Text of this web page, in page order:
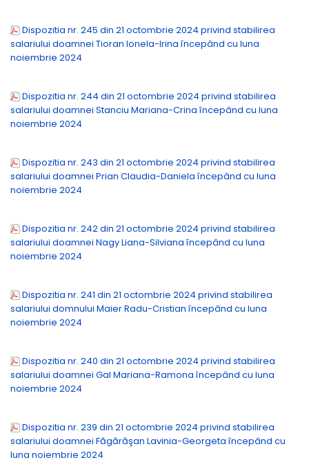
Dispozitia nr. 245 din 21 octombrie 2024 privind stabilirea
salariului doamnei Tioran Ionela-Irina începând cu luna
noiembrie 2024
Dispozitia nr. 244 din 21 octombrie 2024 privind stabilirea
salariului doamnei Stanciu Mariana-Crina începând cu luna
noiembrie 2024
Dispozitia nr. 243 din 21 octombrie 2024 privind stabilirea
salariului doamnei Prian Claudia-Daniela începând cu luna
noiembrie 2024
Dispozitia nr. 242 din 21 octombrie 2024 privind stabilirea
salariului doamnei Nagy Liana-Silviana începând cu luna
noiembrie 2024
Dispozitia nr. 241 din 21 octombrie 2024 privind stabilirea
salariului domnului Maier Radu-Cristian începând cu luna
noiembrie 2024
Dispozitia nr. 240 din 21 octombrie 2024 privind stabilirea
salariului doamnei Gal Mariana-Ramona începând cu luna
noiembrie 2024
Dispozitia nr. 239 din 21 octombrie 2024 privind stabilirea
salariului doamnei Făgărăşan Lavinia-Georgeta începând cu
luna noiembrie 2024